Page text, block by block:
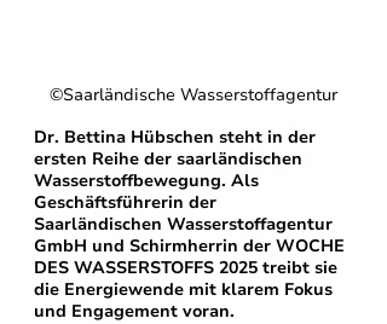
©Saarländische Wasserstoffagentur
Dr. Bettina Hübschen steht in der
ersten Reihe der saarländischen
Wasserstoffbewegung. Als
Geschäftsführerin der
Saarländischen Wasserstoffagentur
GmbH und Schirmherrin der WOCHE
DES WASSERSTOFFS 2025 treibt sie
die Energiewende mit klarem Fokus
und Engagement voran.